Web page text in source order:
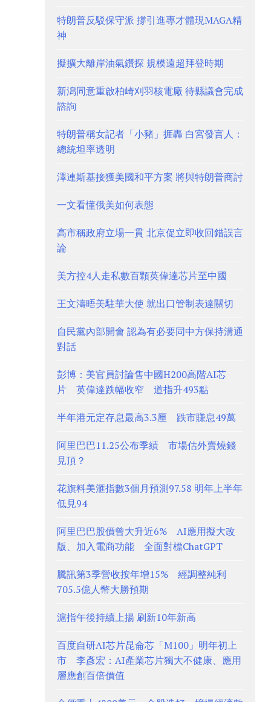
特朗普反駁保守派 撐引進專才體現MAGA精
神
擬擴大離岸油氣鑽探 規模遠超拜登時期
新潟同意重啟柏崎刈羽核電廠 待縣議會完成
諮詢
特朗普稱女記者「小豬」捱轟 白宮發言人：
總統坦率透明
澤連斯基接獲美國和平方案 將與特朗普商討
一文看懂俄美如何表態
高市稱政府立場一貫 北京促立即收回錯誤言
論
美方控4人走私數百顆英偉達芯片至中國
王文濤晤美駐華大使 就出口管制表達關切
自民黨內部開會 認為有必要同中方保持溝通
對話
彭博：美官員討論售中國H200高階AI芯
片 英偉達跌幅收窄 道指升493點
半年港元定存息最高3.3厘 跌市賺息49萬
阿里巴巴11.25公布季績 市場估外賣燒錢
見頂？
花旗料美滙指數3個月預測97.58 明年上半年
低見94
阿里巴巴股價曾大升近6% AI應用擬大改
版、加入電商功能 全面對標ChatGPT
騰訊第3季營收按年增15% 經調整純利
705.5億人幣大勝預期
滬指午後持續上揚 刷新10年新高
百度自研AI芯片昆侖芯「M100」明年初上
市 李彥宏：AI產業芯片獨大不健康、應用
層應創百倍價值